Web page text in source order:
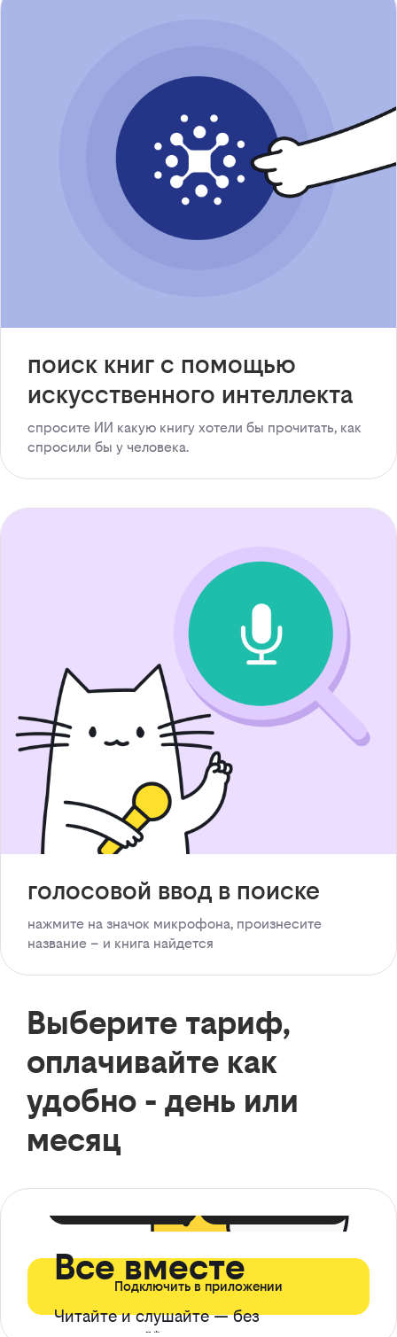
поиск книг с помощью
искусственного интеллекта
спросите ИИ какую книгу хотели бы прочитать, как
спросили бы у человека.
голосовой ввод в поиске
нажмите на значок микрофона, произнесите
название – и книга найдется
Выберите тариф,
оплачивайте как
удобно - день или
месяц
Все вместе
Читайте и слушайте — без
Подключить в приложении